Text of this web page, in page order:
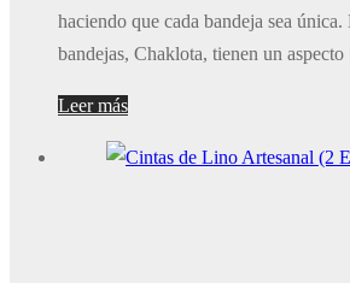
haciendo que cada bandeja sea
bandejas, Chaklota, tienen un
Leer más